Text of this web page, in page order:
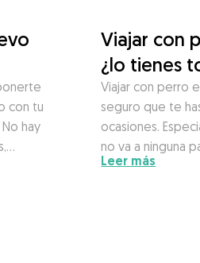
con tu
hay
Viajar con
¿lo tienes
Viajar con perro
seguro que te
ocasiones.
no va a ninguna
Leer más